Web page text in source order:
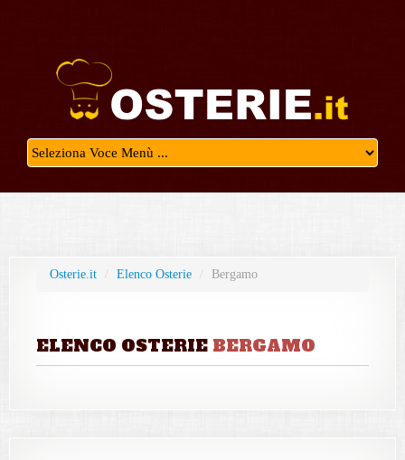
Osterie.it / Elenco Osterie / Bergamo
ELENCO OSTERIE BERGAMO